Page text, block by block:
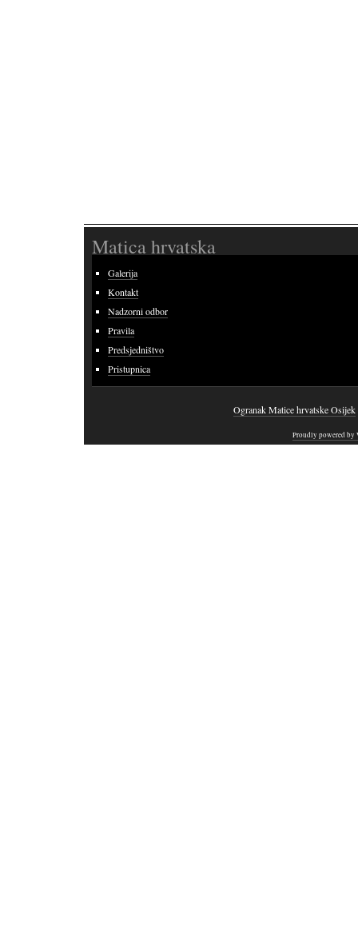
Matica hrvatska
Galerija
Kontakt
Nadzorni odbor
Pravila
Predsjedništvo
Pristupnica
Ogranak Matice hrvatske Osijek
Proudly powered by